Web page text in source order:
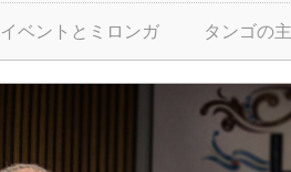
イベントとミロンガ タンゴの